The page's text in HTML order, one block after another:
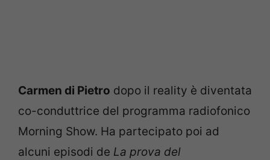
Carmen di Pietro dopo il reality è diventata
co-conduttrice del programma radiofonico
Morning Show. Ha partecipato poi ad
alcuni episodi de La prova del